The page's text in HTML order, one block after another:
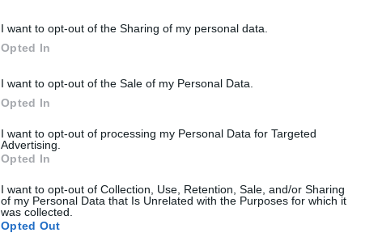
I want to opt-out of the Sharing of my personal data.
Opted In
I want to opt-out of the Sale of my Personal Data.
Opted In
I want to opt-out of processing my Personal Data for Targeted
Advertising.
Opted In
I want to opt-out of Collection, Use, Retention, Sale, and/or Sharing
of my Personal Data that Is Unrelated with the Purposes for which it
was collected.
Opted Out